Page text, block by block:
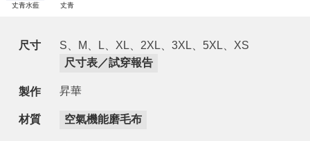
丈青水藍 丈青
尺寸
S、M、L、XL、2XL、3XL、5XL、XS
尺寸表／試穿報告
製作 昇華
材質 空氣機能磨毛布